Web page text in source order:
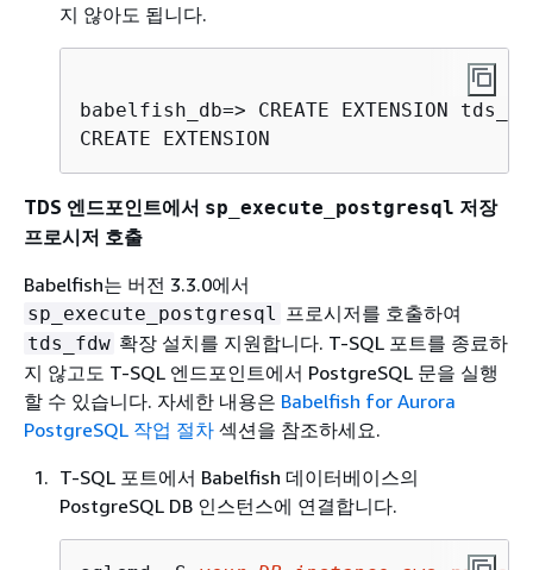
지 않아도 됩니다.
babelfish_db=> CREATE EXTENSION
CREATE EXTENSION
TDS 엔드포인트에서 sp_execute_postgresql 저장
프로시저 호출
Babelfish는 버전 3.3.0에서
sp_execute_postgresql 프로시저를 호출하여
tds_fdw 확장 설치를 지원합니다. T-SQL 포트를 종료하
지 않고도 T-SQL 엔드포인트에서 PostgreSQL 문을 실행
할 수 있습니다. 자세한 내용은 Babelfish for Aurora
PostgreSQL 작업 절차 섹션을 참조하세요.
T-SQL 포트에서 Babelfish 데이터베이스의
PostgreSQL DB 인스턴스에 연결합니다.